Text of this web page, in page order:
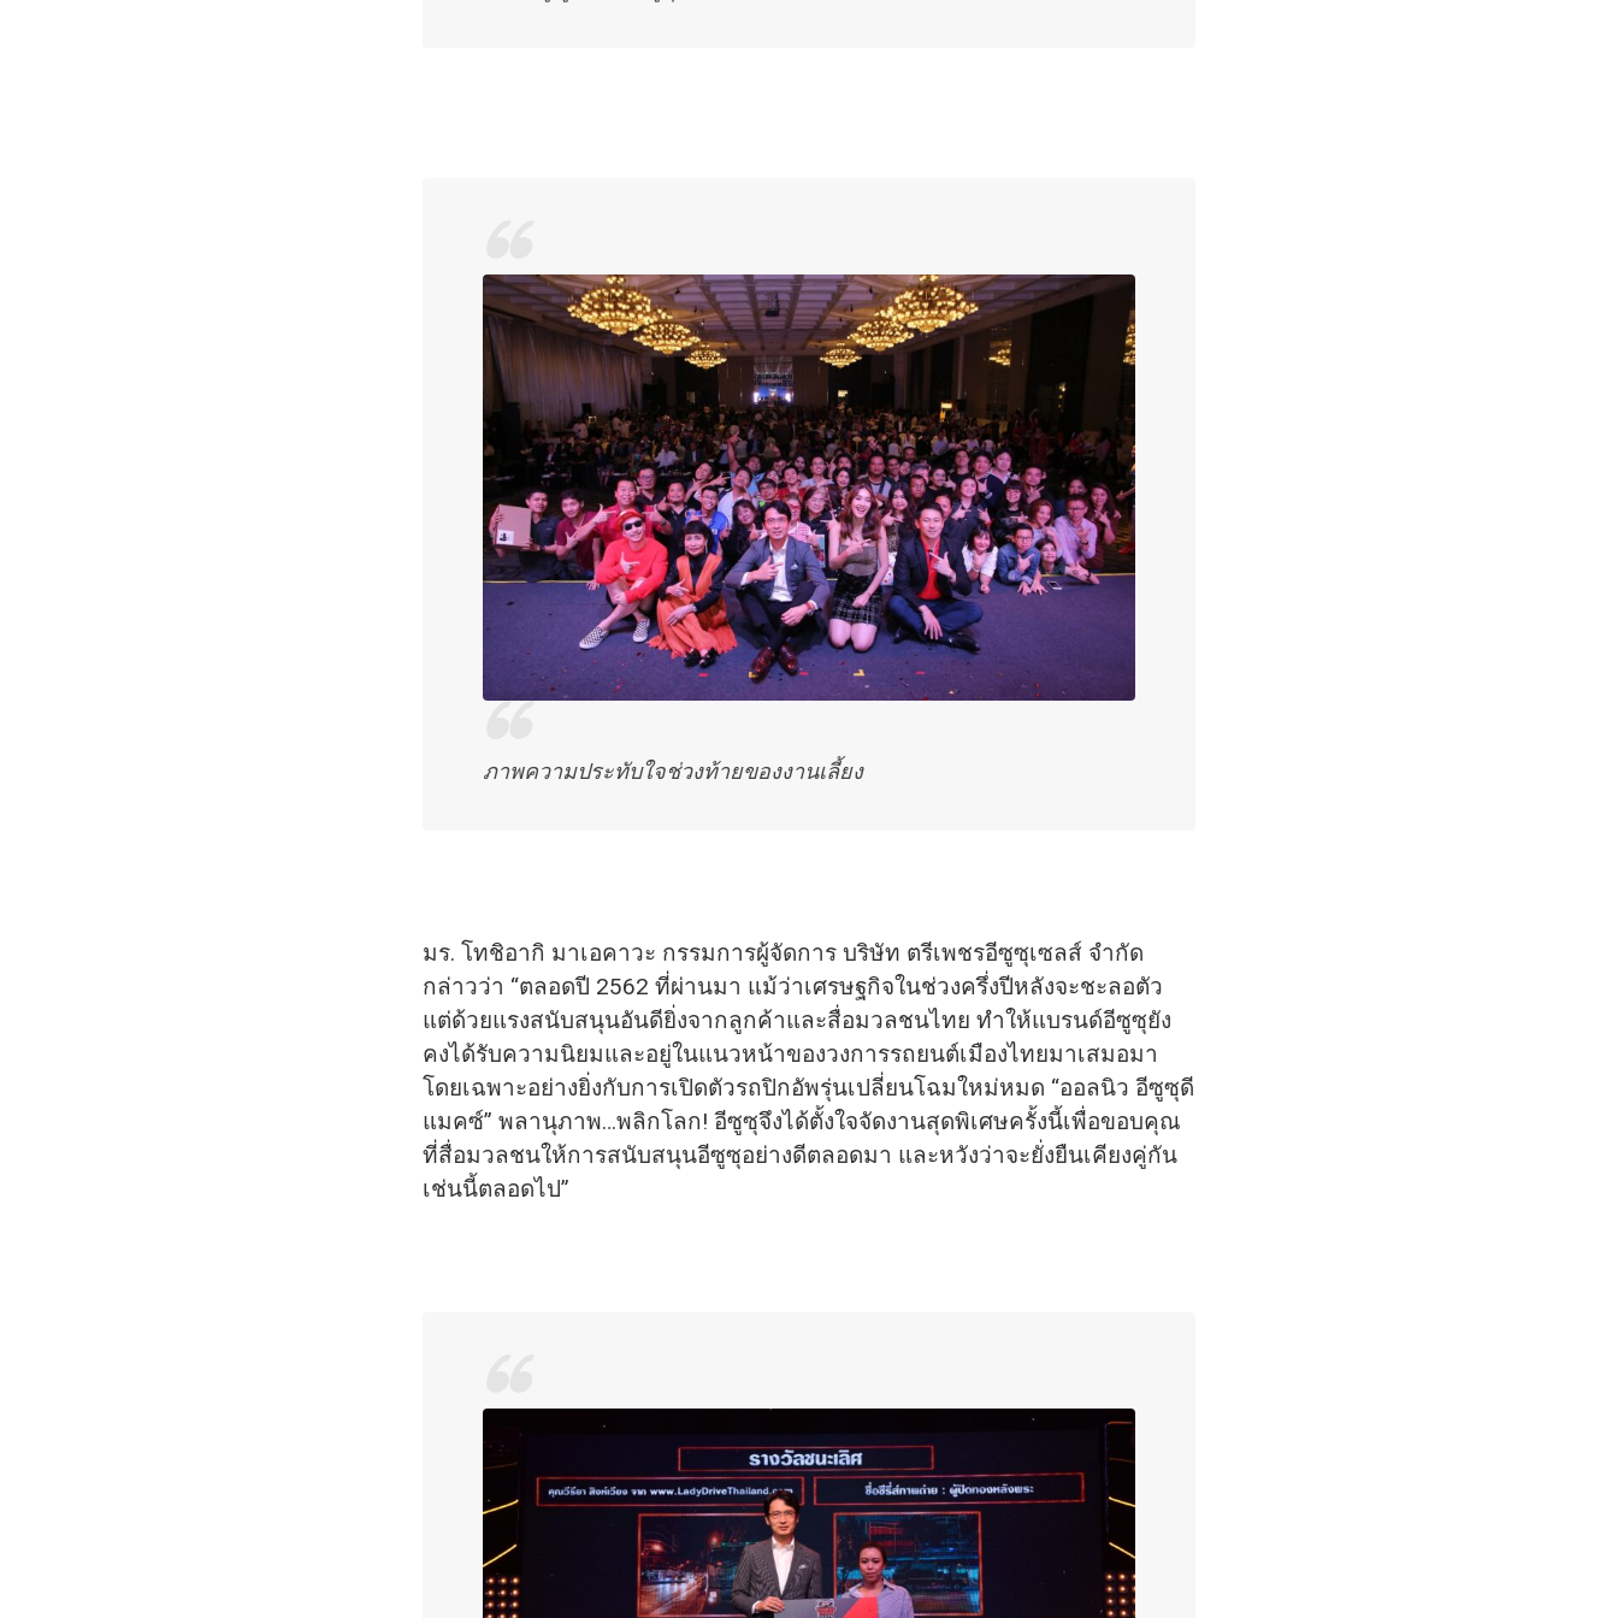
ภาพความประทับใจช่วงท้ายของงานเลี้ยง
มร. โทชิอากิ มาเอคาวะ กรรมการผู้จัดการ บริษัท ตรีเพชรอีซูซุเซลส์ จำกัด
กล่าวว่า “ตลอดปี 2562 ที่ผ่านมา แม้ว่าเศรษฐกิจในช่วงครึ่งปีหลังจะชะลอตัว
แต่ด้วยแรงสนับสนุนอันดียิ่งจากลูกค้าและสื่อมวลชนไทย ทำให้แบรนด์อีซูซุยัง
คงได้รับความนิยมและอยู่ในแนวหน้าของวงการรถยนต์เมืองไทยมาเสมอมา
โดยเฉพาะอย่างยิ่งกับการเปิดตัวรถปิกอัพรุ่นเปลี่ยนโฉมใหม่หมด “ออลนิว อีซูซุดี
แมคซ์” พลานุภาพ…พลิกโลก! อีซูซุจึงได้ตั้งใจจัดงานสุดพิเศษครั้งนี้เพื่อขอบคุณ
ที่สื่อมวลชนให้การสนับสนุนอีซูซุอย่างดีตลอดมา และหวังว่าจะยั่งยืนเคียงคู่กัน
เช่นนี้ตลอดไป”